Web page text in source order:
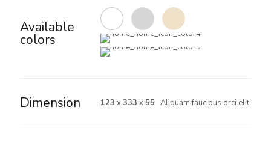
Available
colors
Dimension 123 x333 x 55 Aliquam faucibus orci elit